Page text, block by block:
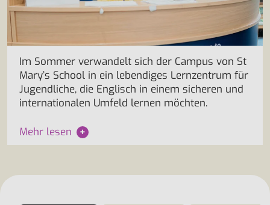
Im Sommer verwandelt sich der Campus von St
Mary’s School in ein lebendiges Lernzentrum für
Jugendliche, die Englisch in einem sicheren und
internationalen Umfeld lernen möchten.
Mehr lesen +